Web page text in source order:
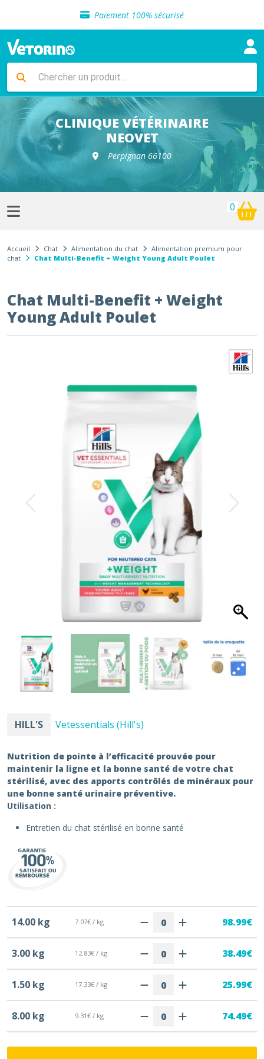
Paiement 100% sécurisé
Livraison gratuite en clinique vétérinaire
Sélection de croquettes vétérinaire
Livraison gratuite en clinique vétérinaire
Retour gratuit en clinique
Sélection de croquettes vétérinaire
CLINIQUE VÉTÉRINAIRE
NEOVET
Perpignan 66100
0
Accueil Chat Alimentation du chat
Alimentation premium pour
chat
Chat Multi-Benefit + Weight Young Adult Poulet
HILL'S Vetessentials (Hill's)
Chat Multi-Benefit + Weight
Young Adult Poulet
Nutrition de pointe à l’efficacité prouvée pour
maintenir la ligne et la bonne santé de votre chat
stérilisé, avec des apports contrôlés de minéraux pour
une bonne santé urinaire préventive.
Utilisation :
Entretien du chat stérilisé en bonne santé
14.00 kg 7.07€ / kg 98.99€
3.00 kg 12.83€ / kg 38.49€
1.50 kg 17.33€ / kg 25.99€
8.00 kg 9.31€ / kg 74.49€